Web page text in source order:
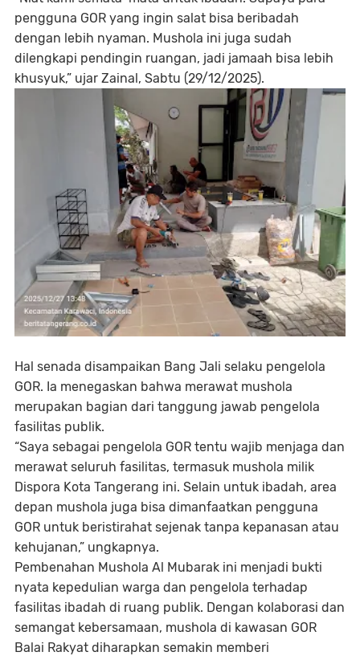
pengguna GOR yang ingin salat bisa beribadah
dengan lebih nyaman. Mushola ini juga sudah
dilengkapi pendingin ruangan, jadi jamaah bisa lebih
khusyuk,” ujar Zainal, Sabtu (29/12/2025).
Hal senada disampaikan Bang Jali selaku pengelola
GOR. Ia menegaskan bahwa merawat mushola
merupakan bagian dari tanggung jawab pengelola
fasilitas publik.
“Saya sebagai pengelola GOR tentu wajib menjaga dan
merawat seluruh fasilitas, termasuk mushola milik
Dispora Kota Tangerang ini. Selain untuk ibadah, area
depan mushola juga bisa dimanfaatkan pengguna
GOR untuk beristirahat sejenak tanpa kepanasan atau
kehujanan,” ungkapnya.
Pembenahan Mushola Al Mubarak ini menjadi bukti
nyata kepedulian warga dan pengelola terhadap
fasilitas ibadah di ruang publik. Dengan kolaborasi dan
semangat kebersamaan, mushola di kawasan GOR
Balai Rakyat diharapkan semakin memberi